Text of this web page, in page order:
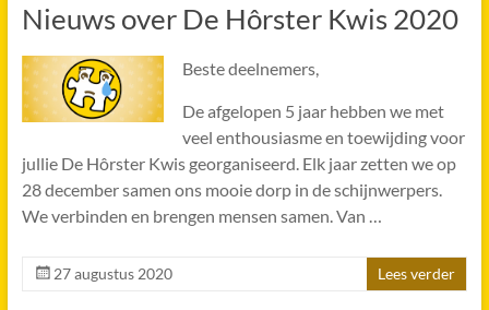
Nieuws over De Hôrster Kwis 2020
Beste deelnemers,
De afgelopen 5 jaar hebben we met
veel enthousiasme en toewijding voor
jullie De Hôrster Kwis georganiseerd. Elk jaar zetten we op
28 december samen ons mooie dorp in de schijnwerpers.
We verbinden en brengen mensen samen. Van …
27 augustus 2020 Lees verder